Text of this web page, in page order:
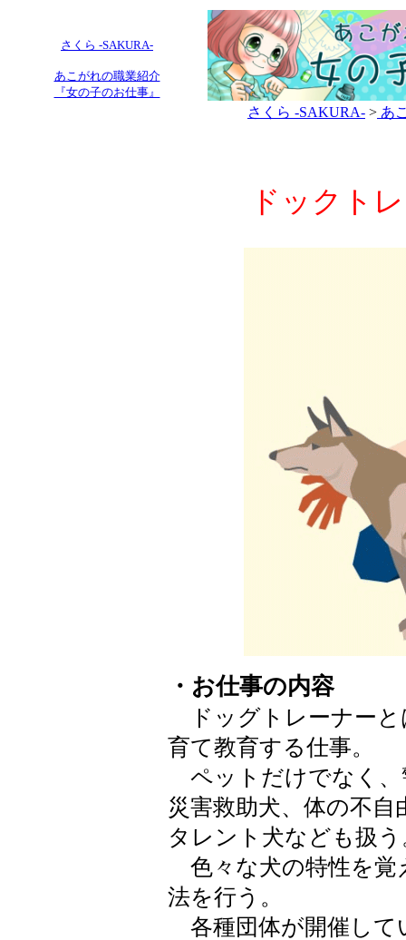
さくら -SAKURA-
あこがれの職業紹介
『女の子のお仕事』
さくら -SAKURA- > あ
ドックト
・お仕事の内容
ドッグトレーナーと
育て教育する仕事。
ペットだけでなく、
災害救助犬、体の不
タレント犬なども扱う
色々な犬の特性を覚
法を行う。
各種団体が開催して